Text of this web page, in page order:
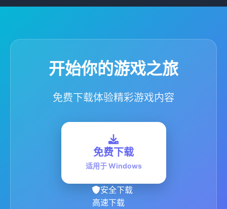
开始你的游戏之旅
免费下载体验精彩游戏内容
免费下载
适用于 Windows
安全下载
高速下载